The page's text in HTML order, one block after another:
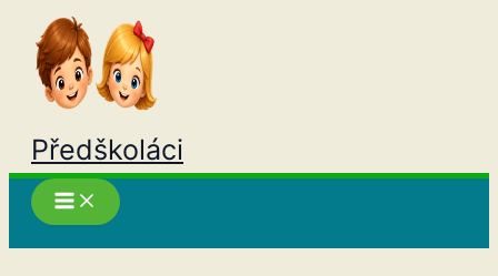
Přeskočit
obsah
Předškoláci